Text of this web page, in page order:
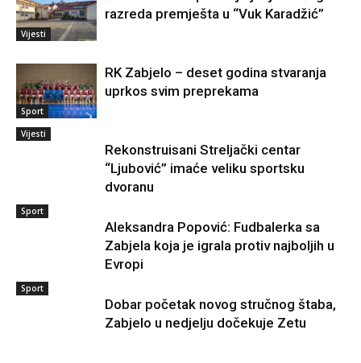
Vijesti
razreda premješta u “Vuk Karadžić”
Sport
RK Zabjelo – deset godina stvaranja
uprkos svim preprekama
Vijesti
Rekonstruisani Streljački centar
“Ljubović” imaće veliku sportsku
dvoranu
Sport
Aleksandra Popović: Fudbalerka sa
Zabjela koja je igrala protiv najboljih u
Evropi
Sport
Dobar početak novog stručnog štaba,
Zabjelo u nedjelju dočekuje Zetu